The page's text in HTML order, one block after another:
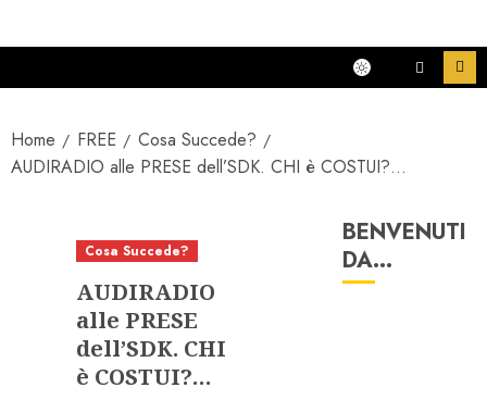
Home FREE
Cosa Succede?
AUDIRADIO alle PRESE dell’SDK. CHI è COSTUI?…
Cosa Succede?
AUDIRADIO
alle PRESE
dell’SDK. CHI
è COSTUI?…
BENVENUTI
DA…